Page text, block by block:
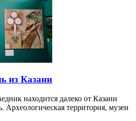
из Казани
находится далеко от Казани
Археологическая территория, музеи